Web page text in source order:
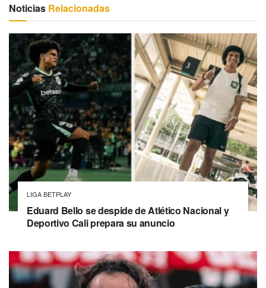
Noticias Relacionadas
LIGA BETPLAY
Eduard Bello se despide de Atlético Nacional y
Deportivo Cali prepara su anuncio